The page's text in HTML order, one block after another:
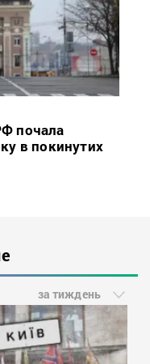
почала
в покинутих
за тиждень